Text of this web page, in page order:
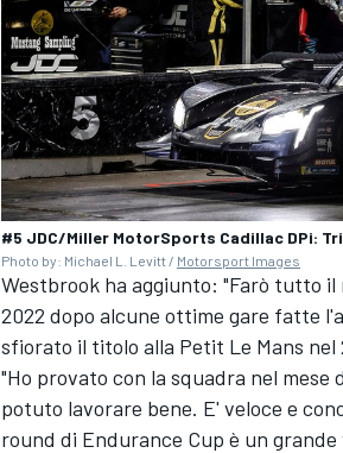
ENDURANCE/GT
#5 JDC/Miller MotorSports Cadillac DPi:
Photo by: Michael L. Levitt / Motorsport Images
Westbrook ha aggiunto: "Farò tutto
2022 dopo alcune ottime gare fatte
sfiorato il titolo alla Petit Le Mans nel
"Ho provato con la squadra nel
potuto lavorare bene. E' veloce e
round di Endurance Cup è un